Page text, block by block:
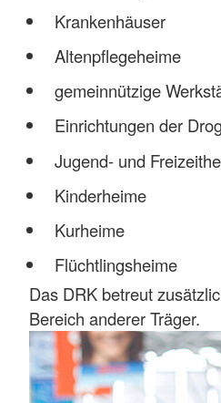
Krankenhäuser
Altenpflegeheime
gemeinnützige
Einrichtungen der
Jugend- und
Kinderheime
Kurheime
Flüchtlingsheime
Das DRK betreut
Bereich anderer Träger.